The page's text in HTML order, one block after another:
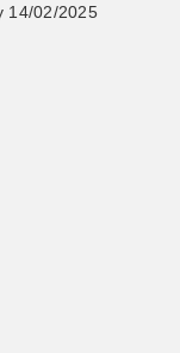
14/02/2025